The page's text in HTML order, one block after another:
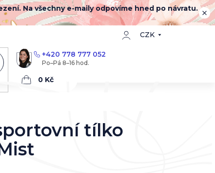
Na všechny e-maily odpovíme hned po návratu.
CZK
+420 778 777 052
Nákupní
tílko